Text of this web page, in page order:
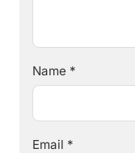
Name *
Email *